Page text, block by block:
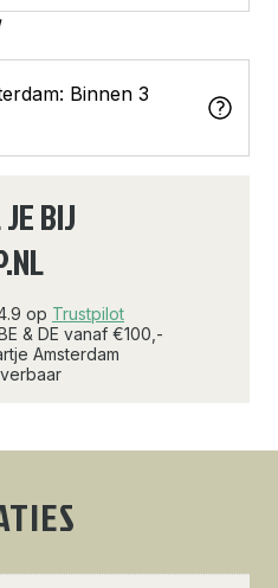
Binnen 3
BIJ
op Trustpilot
& DE vanaf €100,-
Amsterdam